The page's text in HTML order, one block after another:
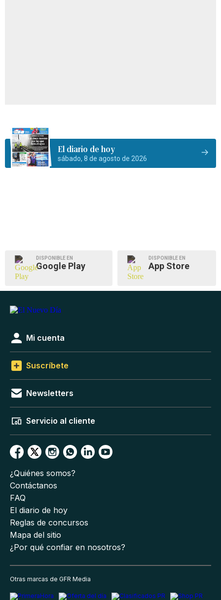
El diario de hoy
sábado, 8 de agosto de 2026
DISPONIBLE EN
Google Play
DISPONIBLE EN
App Store
Mi cuenta
Suscríbete
Newsletters
Servicio al cliente
¿Quiénes somos?
Contáctanos
FAQ
El diario de hoy
Reglas de concursos
Mapa del sitio
¿Por qué confiar en nosotros?
Otras marcas de GFR Media